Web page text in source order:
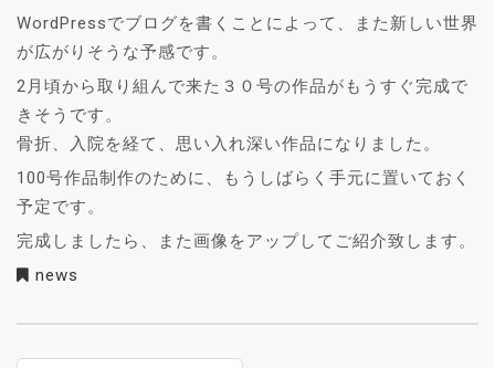
WordPressでブログを書くことによって、また新しい世界
が広がりそうな予感です。
2月頃から取り組んで来た３０号の作品がもうすぐ完成で
きそうです。
骨折、入院を経て、思い入れ深い作品になりました。
100号作品制作のために、もうしばらく手元に置いておく
予定です。
完成しましたら、また画像をアップしてご紹介致します。
news